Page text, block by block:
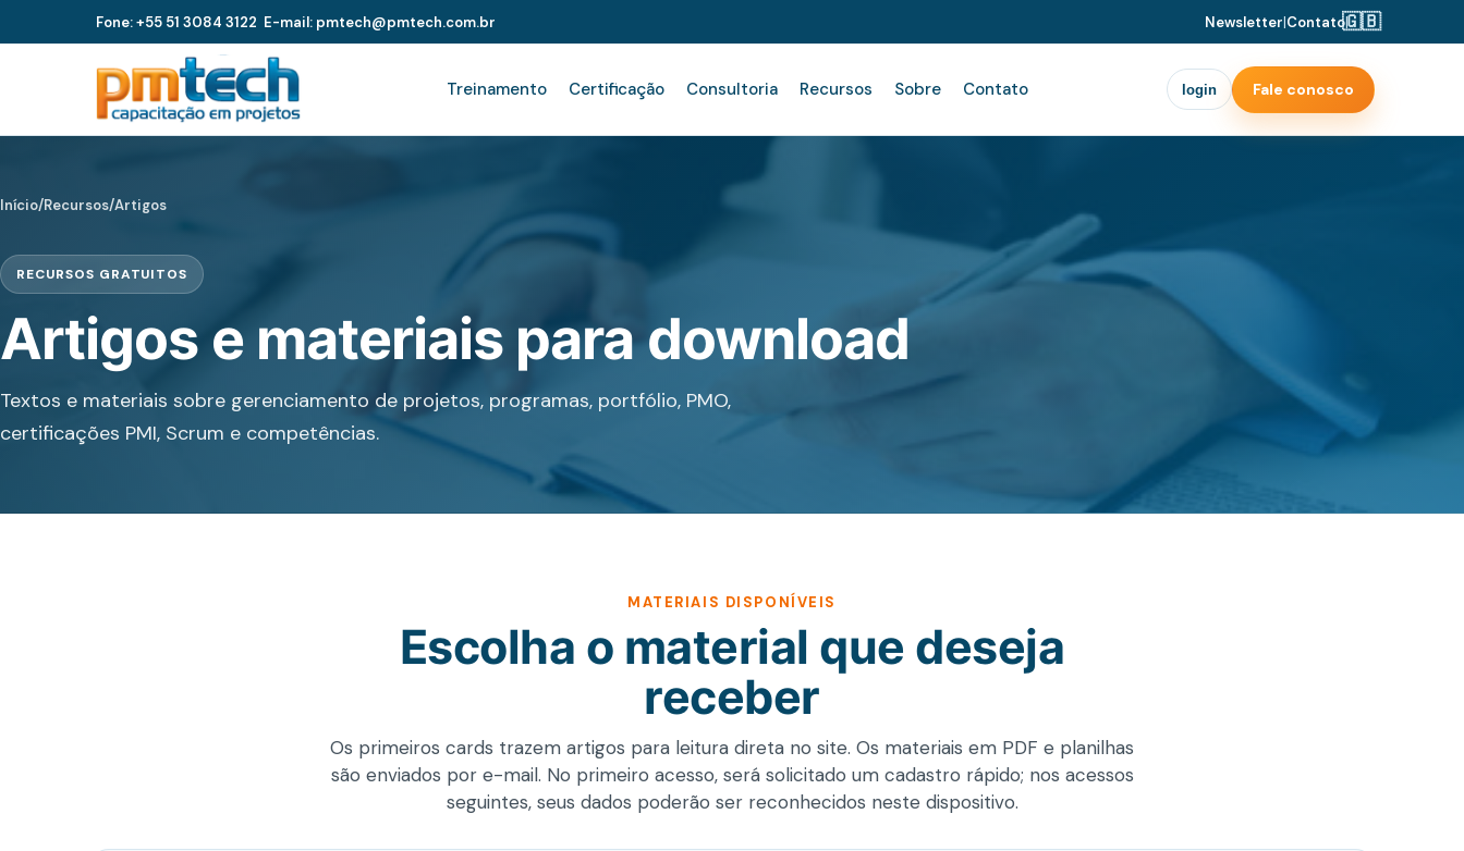
Fone: +55 51 3084 3122 E-mail: pmtech@pmtech.com.br Newsletter|Contato|
🇬🇧
Treinamento Certificação Consultoria Recursos Sobre Contato login Fale conosco
Início/Recursos/Artigos
RECURSOS GRATUITOS
Artigos e materiais para download
Textos e materiais sobre gerenciamento de projetos, programas, portfólio, PMO,
certificações PMI, Scrum e competências.
MATERIAIS DISPONÍVEIS
Escolha o material que deseja
receber
Os primeiros cards trazem artigos para leitura direta no site. Os materiais em PDF e planilhas
são enviados por e-mail. No primeiro acesso, será solicitado um cadastro rápido; nos acessos
seguintes, seus dados poderão ser reconhecidos neste dispositivo.